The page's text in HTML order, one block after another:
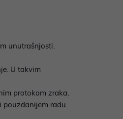
unutrašnjosti.
U takvim
protokom zraka,
pouzdanijem radu.